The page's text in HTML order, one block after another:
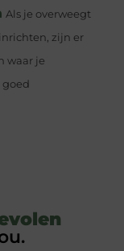
Als je overweegt
zijn er
waar je